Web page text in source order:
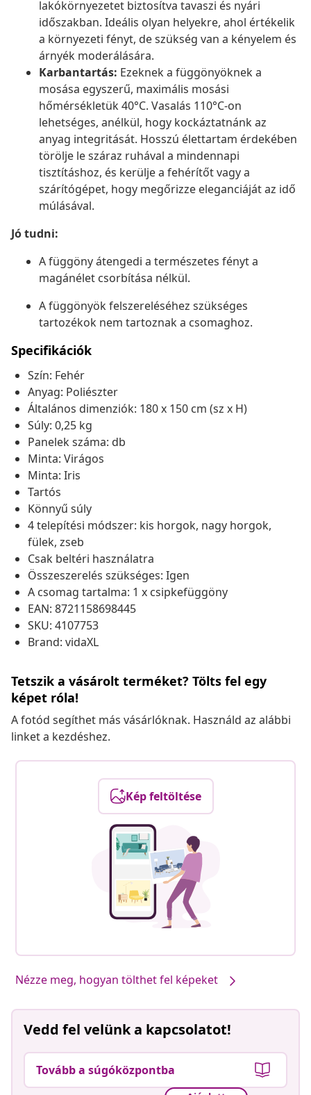
lakókörnyezetet biztosítva tavaszi és nyári
időszakban. Ideális olyan helyekre, ahol értékelik
a környezeti fényt, de szükség van a kényelem és
árnyék moderálására.
Karbantartás: Ezeknek a függönyöknek a
mosása egyszerű, maximális mosási
hőmérsékletük 40°C. Vasalás 110°C-on
lehetséges, anélkül, hogy kockáztatnánk az
anyag integritását. Hosszú élettartam érdekében
törölje le száraz ruhával a mindennapi
tisztításhoz, és kerülje a fehérítőt vagy a
szárítógépet, hogy megőrizze eleganciáját az idő
múlásával.
Jó tudni:
A függöny átengedi a természetes fényt a
magánélet csorbítása nélkül.
A függönyök felszereléséhez szükséges
tartozékok nem tartoznak a csomaghoz.
Specifikációk
Szín: Fehér
Anyag: Poliészter
Általános dimenziók: 180 x 150 cm (sz x H)
Súly: 0,25 kg
Panelek száma: db
Minta: Virágos
Minta: Iris
Tartós
Könnyű súly
4 telepítési módszer: kis horgok, nagy horgok,
fülek, zseb
Csak beltéri használatra
Összeszerelés szükséges: Igen
A csomag tartalma: 1 x csipkefüggöny
EAN: 8721158698445
SKU: 4107753
Brand: vidaXL
Tetszik a vásárolt terméket? Tölts fel egy
képet róla!
A fotód segíthet más vásárlóknak. Használd az alábbi
linket a kezdéshez.
Kép feltöltése
Nézze meg, hogyan tölthet fel képeket
Vedd fel velünk a kapcsolatot!
Tovább a súgóközpontba